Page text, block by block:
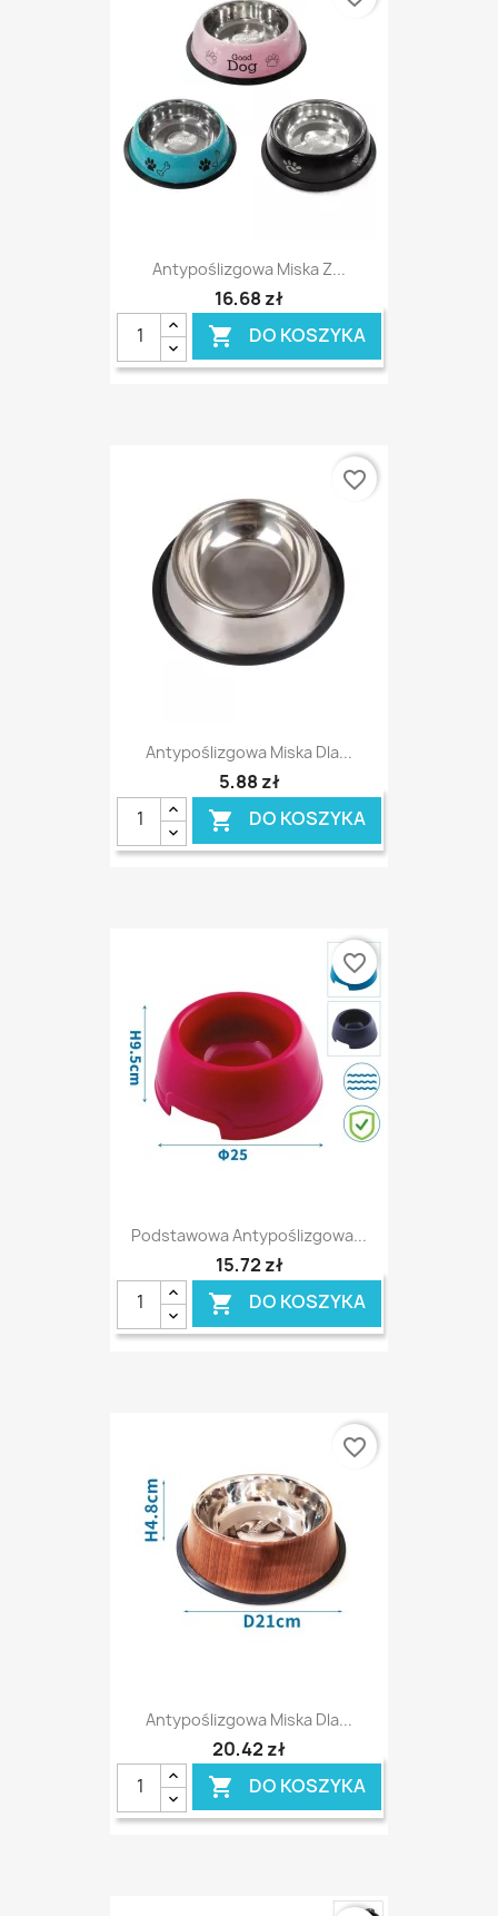
Antypoślizgowa Miska Z...
16,68 zł
 DO KOSZYKA
Antypoślizgowa Miska Dla...
5,88 zł
 DO KOSZYKA
favorite_border
Podstawowa Antypoślizgowa...
15,72 zł
 DO KOSZYKA
favorite_border
Antypoślizgowa Miska Dla...
20,42 zł
 DO KOSZYKA
favorite_border